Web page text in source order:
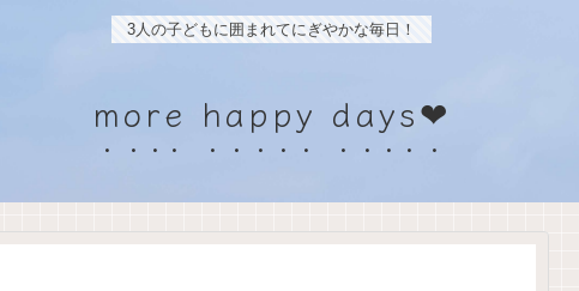
3人の子どもに囲まれてにぎやかな毎日！
more happy days❤